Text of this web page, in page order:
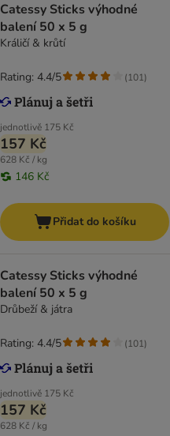
Catessy Sticks výhodné
balení 50 x 5 g
Králičí & krůtí
jednotlivě 175 Kč
157 Kč
628 Kč / kg
146 Kč
Rating: 4.4/5 (101)
Přidat do košíku
Catessy Sticks výhodné
balení 50 x 5 g
Drůbeží & játra
jednotlivě 175 Kč
157 Kč
628 Kč / kg
Rating: 4.4/5 (101)